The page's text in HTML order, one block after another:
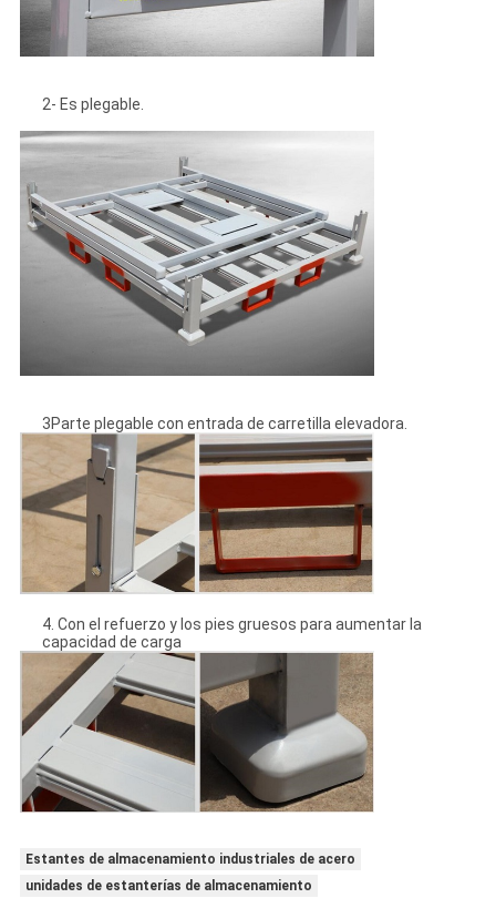
2- Es plegable.
3Parte plegable con entrada de carretilla elevadora.
4. Con el refuerzo y los pies gruesos para aumentar la
capacidad de carga
Estantes de almacenamiento industriales de acero
unidades de estanterías de almacenamiento